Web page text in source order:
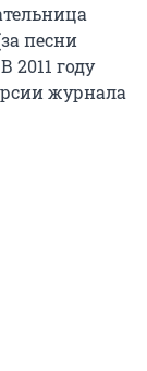
песни
2011 году
журнала